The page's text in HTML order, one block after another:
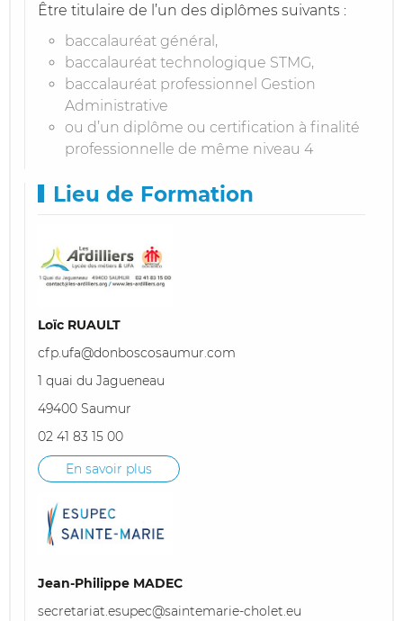
Être titulaire de l’un des diplômes suivants :
baccalauréat général,
baccalauréat technologique STMG,
baccalauréat professionnel Gestion
Administrative
ou d’un diplôme ou certification à finalité
professionnelle de même niveau 4
Lieu de Formation
Loïc RUAULT
cfp.ufa@donboscosaumur.com
1 quai du Jagueneau
49400 Saumur
02 41 83 15 00
En savoir plus
Jean-Philippe MADEC
secretariat.esupec@saintemarie-cholet.eu